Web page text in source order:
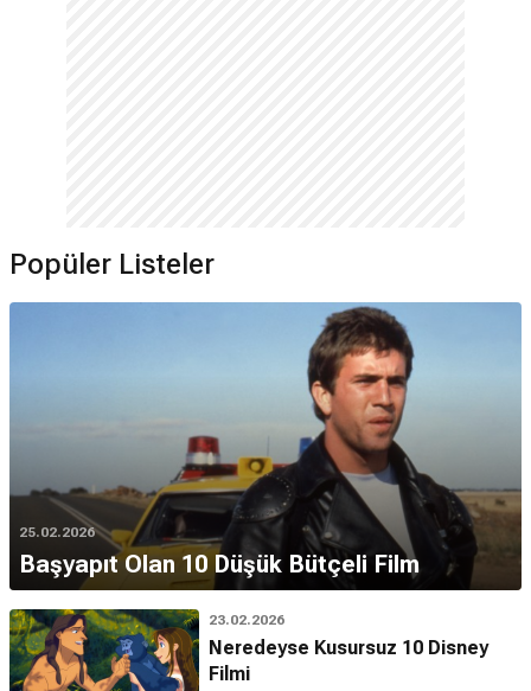
Popüler Listeler
25.02.2026
Başyapıt Olan 10 Düşük Bütçeli Film
23.02.2026
Neredeyse Kusursuz 10 Disney
Filmi